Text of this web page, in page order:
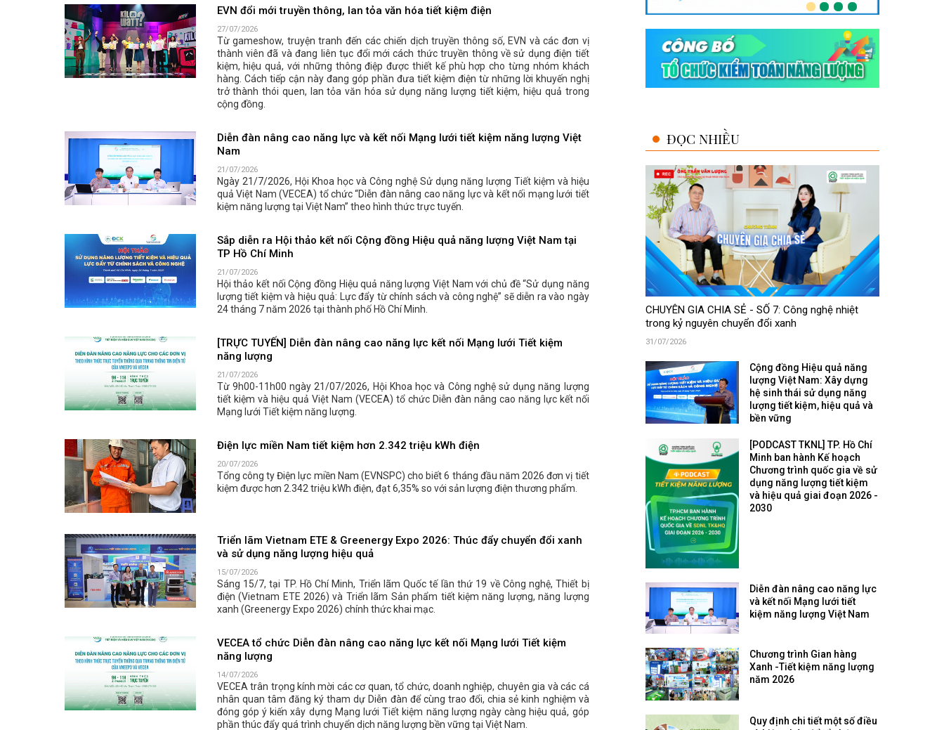
EVN đổi mới truyền thông, lan tỏa văn hóa tiết kiệm điện
27/07/2026
Từ gameshow, truyện tranh đến các chiến dịch truyền thông số, EVN và các đơn vị
thành viên đã và đang liên tục đổi mới cách thức truyền thông về sử dụng điện tiết
kiệm, hiệu quả, với những thông điệp được thiết kế phù hợp cho từng nhóm khách
hàng. Cách tiếp cận này đang góp phần đưa tiết kiệm điện từ những lời khuyến nghị
trở thành thói quen, lan tỏa văn hóa sử dụng năng lượng tiết kiệm, hiệu quả trong
cộng đồng.
Diễn đàn nâng cao năng lực và kết nối Mạng lưới tiết kiệm năng lượng Việt
Nam
21/07/2026
Ngày 21/7/2026, Hội Khoa học và Công nghệ Sử dụng năng lượng Tiết kiệm và hiệu
quả Việt Nam (VECEA) tổ chức “Diễn đàn nâng cao năng lực và kết nối mạng lưới tiết
kiệm năng lượng tại Việt Nam” theo hình thức trực tuyến.
Sắp diễn ra Hội thảo kết nối Cộng đồng Hiệu quả năng lượng Việt Nam tại
TP Hồ Chí Minh
21/07/2026
Hội thảo kết nối Cộng đồng Hiệu quả năng lượng Việt Nam với chủ đề “Sử dụng năng
lượng tiết kiệm và hiệu quả: Lực đẩy từ chính sách và công nghệ” sẽ diễn ra vào ngày
24 tháng 7 năm 2026 tại thành phố Hồ Chí Minh.
[TRỰC TUYẾN] Diễn đàn nâng cao năng lực kết nối Mạng lưới Tiết kiệm
năng lượng
21/07/2026
Từ 9h00-11h00 ngày 21/07/2026, Hội Khoa học và Công nghệ sử dụng năng lượng
tiết kiệm và hiệu quả Việt Nam (VECEA) tổ chức Diễn đàn nâng cao năng lực kết nối
Mạng lưới Tiết kiệm năng lượng.
Điện lực miền Nam tiết kiệm hơn 2.342 triệu kWh điện
20/07/2026
Tổng công ty Điện lực miền Nam (EVNSPC) cho biết 6 tháng đầu năm 2026 đơn vị tiết
kiệm được hơn 2.342 triệu kWh điện, đạt 6,35% so với sản lượng điện thương phẩm.
Triển lãm Vietnam ETE & Greenergy Expo 2026: Thúc đẩy chuyển đổi xanh
và sử dụng năng lượng hiệu quả
15/07/2026
Sáng 15/7, tại TP. Hồ Chí Minh, Triển lãm Quốc tế lần thứ 19 về Công nghệ, Thiết bị
điện (Vietnam ETE 2026) và Triển lãm Sản phẩm tiết kiệm năng lượng, năng lượng
xanh (Greenergy Expo 2026) chính thức khai mạc.
VECEA tổ chức Diễn đàn nâng cao năng lực kết nối Mạng lưới Tiết kiệm
năng lượng
14/07/2026
VECEA trân trọng kính mời các cơ quan, tổ chức, doanh nghiệp, chuyên gia và các cá
nhân quan tâm đăng ký tham dự Diễn đàn để cùng trao đổi, chia sẻ kinh nghiệm và
đóng góp ý kiến xây dựng Mạng lưới Tiết kiệm năng lượng ngày càng hiệu quả, góp
phần thúc đẩy quá trình chuyển dịch năng lượng bền vững tại Việt Nam.
ĐỌC NHIỀU
CHUYÊN GIA CHIA SẺ - SỐ 7: Công nghệ nhiệt
trong kỷ nguyên chuyển đổi xanh
31/07/2026
Cộng đồng Hiệu quả năng
lượng Việt Nam: Xây dựng
hệ sinh thái sử dụng năng
lượng tiết kiệm, hiệu quả và
bền vững
[PODCAST TKNL] TP. Hồ Chí
Minh ban hành Kế hoạch
Chương trình quốc gia về sử
dụng năng lượng tiết kiệm
và hiệu quả giai đoạn 2026 -
2030
Diễn đàn nâng cao năng lực
và kết nối Mạng lưới tiết
kiệm năng lượng Việt Nam
Chương trình Gian hàng
Xanh -Tiết kiệm năng lượng
năm 2026
Quy định chi tiết một số điều